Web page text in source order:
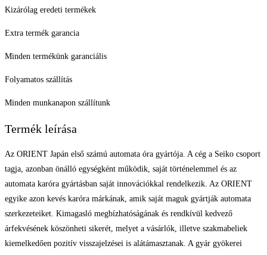
Kizárólag eredeti termékek
Extra termék garancia
Minden termékünk garanciális
Folyamatos szállítás
Minden munkanapon szállítunk
Termék leírása
Az ORIENT Japán első számú automata óra gyártója. A cég a Seiko csoport
tagja, azonban önálló egységként működik, saját történelemmel és az
automata karóra gyártásban saját innovációkkal rendelkezik. Az ORIENT
egyike azon kevés karóra márkának, amik saját maguk gyártják automata
szerkezeteiket. Kimagasló megbízhatóságának és rendkívül kedvező
árfekvésének köszönheti sikerét, melyet a vásárlók, illetve szakmabeliek
kiemelkedően pozitív visszajelzései is alátámasztanak. A gyár gyökerei